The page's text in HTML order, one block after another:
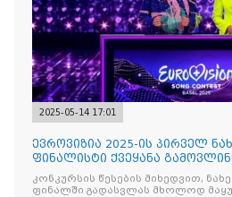
2025-05-14 17:01
ევროვიზია 2025-ის პირველ
ფინალისტი ქვეყანა
კონკურსის წესების მიხედვით,
ფინალში გადასვლას მხოლოდ